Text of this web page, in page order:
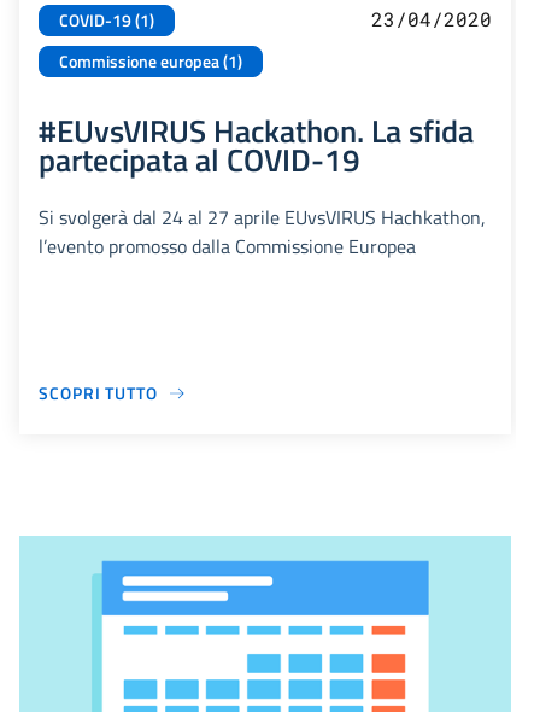
COVID-19 (1)
Commissione europea (1)
23/04/2020
#EUvsVIRUS Hackathon. La sfida
partecipata al COVID-19
Si svolgerà dal 24 al 27 aprile EUvsVIRUS Hachkathon,
l’evento promosso dalla Commissione Europea
SCOPRI TUTTO